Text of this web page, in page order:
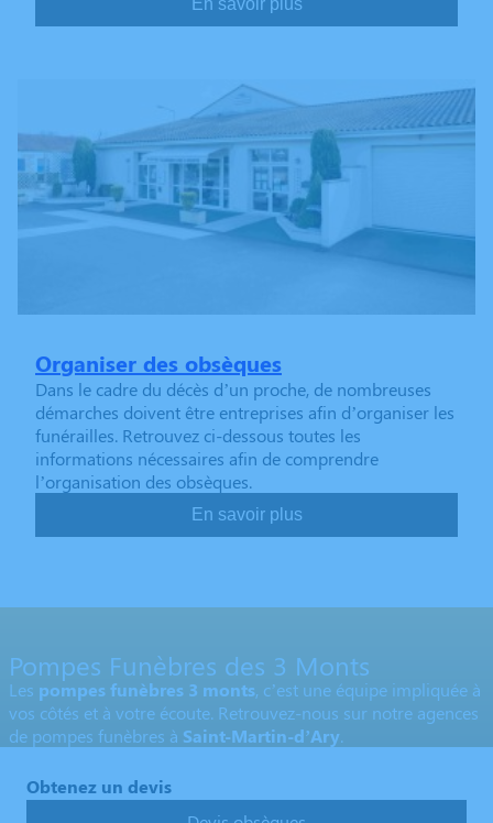
En savoir plus
Organiser des obsèques
Dans le cadre du décès d’un proche, de nombreuses
démarches doivent être entreprises afin d’organiser les
funérailles. Retrouvez ci-dessous toutes les
informations nécessaires afin de comprendre
l’organisation des obsèques.
En savoir plus
Pompes Funèbres des 3 Monts
Les pompes funèbres 3 monts, c’est une équipe impliquée à
vos côtés et à votre écoute. Retrouvez-nous sur notre agences
de pompes funèbres à Saint-Martin-d’Ary.
Obtenez un devis